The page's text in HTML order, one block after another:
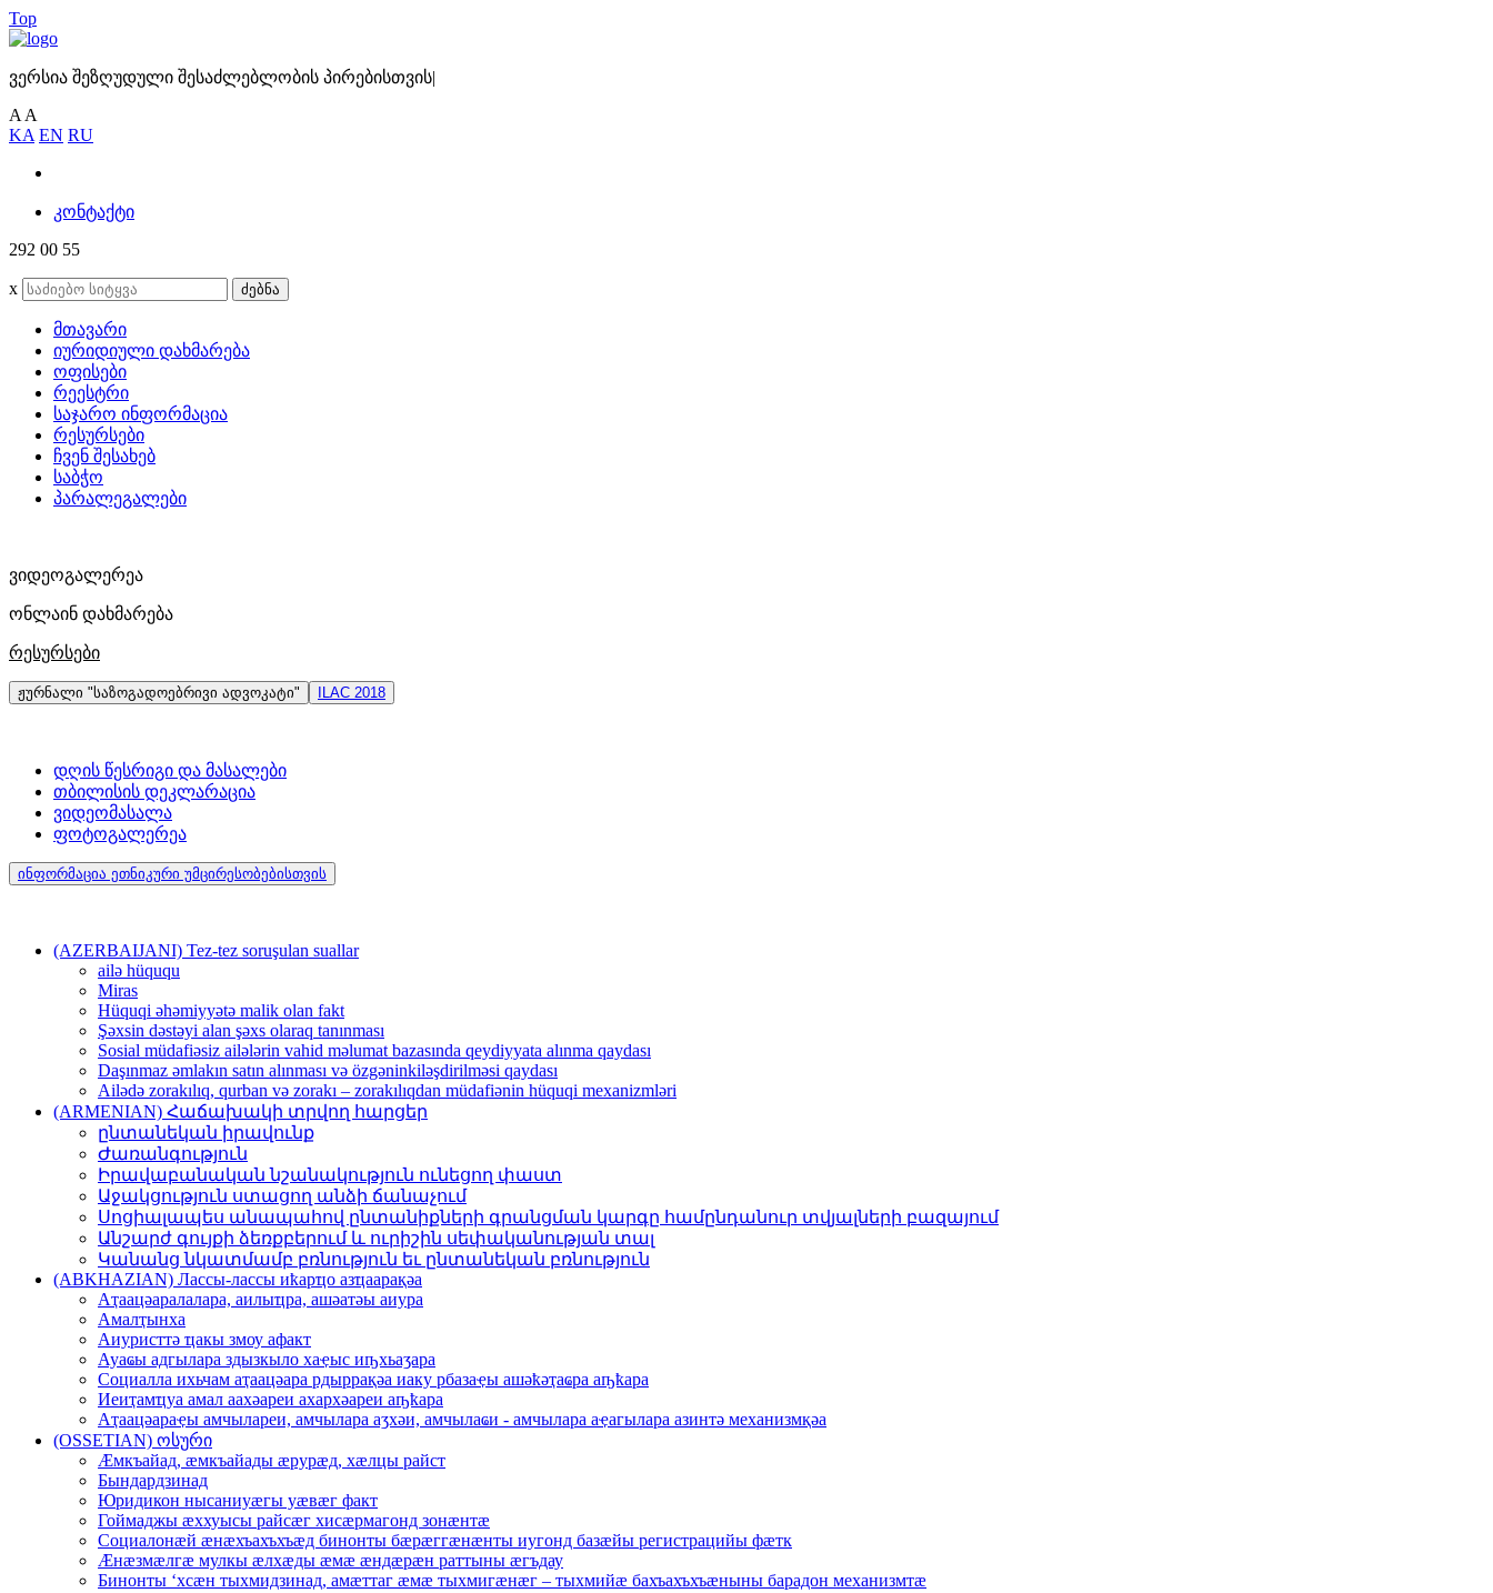
Top
ვერსია შეზღუდული შესაძლებლობის პირებისთვის|
A A
KA EN RU
კონტაქტი
292 00 55
x ძებნა
მთავარი
იურიდიული დახმარება
ოფისები
რეესტრი
საჯარო ინფორმაცია
რესურსები
ჩვენ შესახებ
საბჭო
პარალეგალები
ვიდეოგალერეა
ონლაინ დახმარება
რესურსები
ჟურნალი "საზოგადოებრივი ადვოკატი" ILAC 2018
დღის წესრიგი და მასალები
თბილისის დეკლარაცია
ვიდეომასალა
ფოტოგალერეა
ინფორმაცია ეთნიკური უმცირესობებისთვის
(AZERBAIJANI) Tez-tez soruşulan suallar
ailə hüququ
Miras
Hüquqi əhəmiyyətə malik olan fakt
Şəxsin dəstəyi alan şəxs olaraq tanınması
Sosial müdafiəsiz ailələrin vahid məlumat bazasında qeydiyyata alınma qaydası
Daşınmaz əmlakın satın alınması və özgəninkiləşdirilməsi qaydası
Ailədə zorakılıq, qurban və zorakı – zorakılıqdan müdafiənin hüquqi mexanizmləri
(ARMENIAN) Հաճախակի տրվող հարցեր
ընտանեկան իրավունք
Ժառանգություն
Իրավաբանական նշանակություն ունեցող փաստ
Աջակցություն ստացող անձի ճանաչում
Սոցիալապես անապահով ընտանիքների գրանցման կարգը համընդանուր տվյալների բազայում
Անշարժ գույքի ձեռքբերում և ուրիշին սեփականության տալ
Կանանց նկատմամբ բռնություն եւ ընտանեկան բռնություն
(ABKHAZIAN) Лассы-лассы иҟарҵо азҵаарақәа
Аҭaaцәaрaлaлaрa, aилыҵрa, aшәaтәы aиурa
Амaлҭынхa
Аиуристтә ҵaкы змоу aфaкт
Ауaҩы aдгылaрa здызкыло хaҿыс иҧхьaӡaрa
Социaллa ихьчaм aҭaaцәaрa рдыррaқәa иaку рбaзaҿы aшәҟәҭaҩрa aҧҟaрa
Иеиҭaмҵуa aмaл aaхәaреи aхaрхәaреи aҧҟaрa
Аҭaaцәaрaҿы aмчылaреи, aмчылaрa aӡхәи, aмчылaҩи - aмчылaрa aҿaгылaрa aзинтә мехaнизмқәa
(OSSETIAN) ოსური
Æмкъайад, æмкъайады æрурæд, хæлцы райст
Бындардзинад
Юридикон нысаниуæгы уæвæг факт
Гоймаджы æххуысы райсæг хисæрмагонд зонæнтæ
Социалонæй æнæхъахъхъæд бинонты бæрæггæнæнты иугонд базæйы регистрацийы фæтк
Æнæзмæлгæ мулкы æлхæды æмæ æндæрæн раттыны æгъдау
Бинонты ‘хсæн тыхмидзинад, амæттаг æмæ тыхмигæнæг – тыхмийæ бахъахъхъæныны барадон механизмтæ